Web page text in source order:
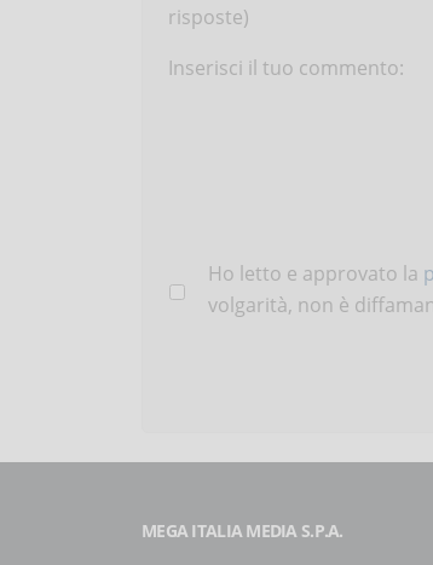
risposte)
Inserisci il tuo commento:
Ho letto e approvato la
volgarità, non è
MEGA ITALIA MEDIA S.P.A.